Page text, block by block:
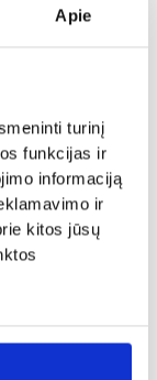
Apie
turinį
funkcijas ir
informaciją
ir
kitos jūsų